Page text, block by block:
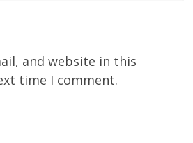
and website in this
time I comment.